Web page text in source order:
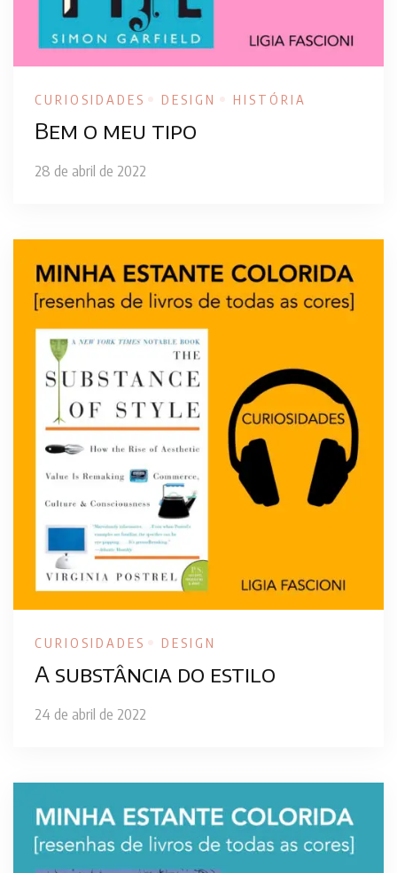
CURIOSIDADES DESIGN HISTÓRIA
Bem o meu tipo
28 de abril de 2022
CURIOSIDADES DESIGN
A substância do estilo
24 de abril de 2022